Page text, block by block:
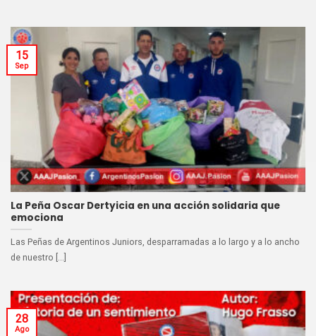
La Peña Oscar Dertyicia en una acción solidaria que
emociona
Las Peñas de Argentinos Juniors, desparramadas a lo largo y a lo ancho
de nuestro [...]
15
Sep
28
Ago